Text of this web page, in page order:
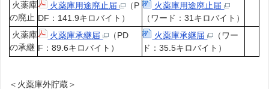
火薬庫
の廃止
火薬庫用途廃止届
（P
DF：141.9キロバイト）
火薬庫用途廃止届
（ワード：31キロバイト）
火薬庫
の承継
火薬庫承継届
（PD
F：89.6キロバイト）
火薬庫承継届
（ワー
ド：35.5キロバイト）
＜火薬庫外貯蔵＞